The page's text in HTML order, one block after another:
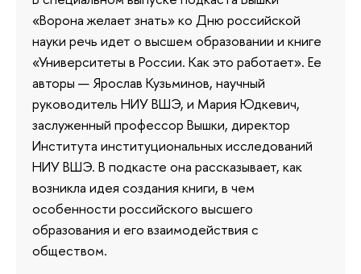
«Ворона желает знать» ко Дню российской
науки речь идет о высшем образовании и книге
«Университеты в России. Как это работает». Ее
авторы — Ярослав Кузьминов, научный
руководитель НИУ ВШЭ, и Мария Юдкевич,
заслуженный профессор Вышки, директор
Института институциональных исследований
НИУ ВШЭ. В подкасте она рассказывает, как
возникла идея создания книги, в чем
особенности российского высшего
образования и его взаимодействия с
обществом.